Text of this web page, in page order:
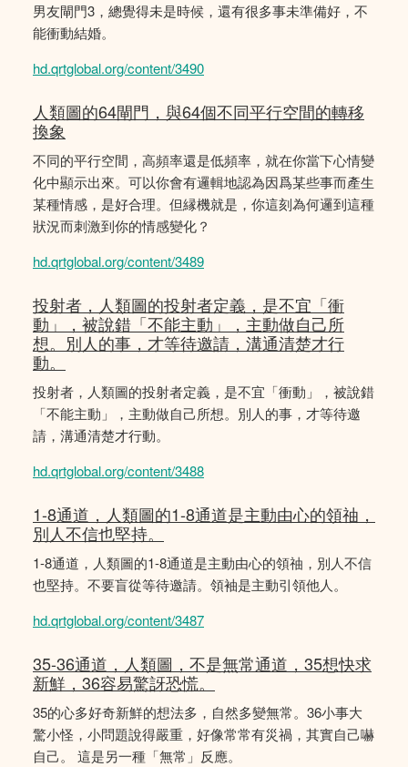
男友閘門3，總覺得未是時候，還有很多事未準備好，不
能衝動結婚。
hd.qrtglobal.org/content/3490
人類圖的64閘門，與64個不同平行空間的轉移
換象
不同的平行空間，高頻率還是低頻率，就在你當下心情變
化中顯示出來。可以你會有邏輯地認為因爲某些事而產生
某種情感，是好合理。但縁機就是，你這刻為何邏到這種
狀況而刺激到你的情感變化？
hd.qrtglobal.org/content/3489
投射者，人類圖的投射者定義，是不宜「衝
動」，被說錯「不能主動」，主動做自己所
想。別人的事，才等待邀請，溝通清楚才行
動。
投射者，人類圖的投射者定義，是不宜「衝動」，被說錯
「不能主動」，主動做自己所想。別人的事，才等待邀
請，溝通清楚才行動。
hd.qrtglobal.org/content/3488
1-8通道，人類圖的1-8通道是主動由心的領䄂，
別人不信也堅持。
1-8通道，人類圖的1-8通道是主動由心的領䄂，別人不信
也堅持。不要盲從等待邀請。領袖是主動引領他人。
hd.qrtglobal.org/content/3487
35-36通道，人類圖，不是無常通道，35想快求
新鮮，36容易驚訝恐慌。
35的心多好奇新鮮的想法多，自然多變無常。36小事大
驚小怪，小問題說得嚴重，好像常常有災禍，其實自己嚇
自己。 這是另一種「無常」反應。